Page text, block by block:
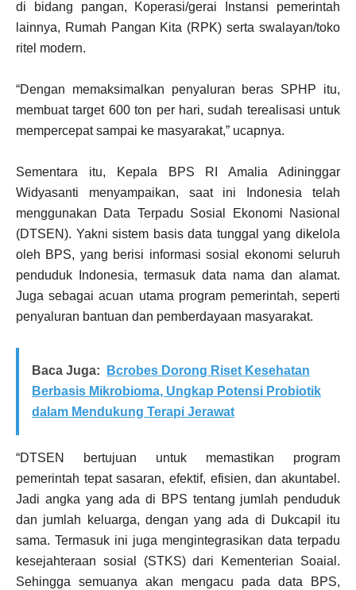
di bidang pangan, Koperasi/gerai Instansi pemerintah
lainnya, Rumah Pangan Kita (RPK) serta swalayan/toko
ritel modern.
“Dengan memaksimalkan penyaluran beras SPHP itu,
membuat target 600 ton per hari, sudah terealisasi untuk
mempercepat sampai ke masyarakat,” ucapnya.
Sementara itu, Kepala BPS RI Amalia Adininggar
Widyasanti menyampaikan, saat ini Indonesia telah
menggunakan Data Terpadu Sosial Ekonomi Nasional
(DTSEN). Yakni sistem basis data tunggal yang dikelola
oleh BPS, yang berisi informasi sosial ekonomi seluruh
penduduk Indonesia, termasuk data nama dan alamat.
Juga sebagai acuan utama program pemerintah, seperti
penyaluran bantuan dan pemberdayaan masyarakat.
Baca Juga:
Bcrobes Dorong Riset Kesehatan
Berbasis Mikrobioma, Ungkap Potensi Probiotik
dalam Mendukung Terapi Jerawat
“DTSEN bertujuan untuk memastikan program
pemerintah tepat sasaran, efektif, efisien, dan akuntabel.
Jadi angka yang ada di BPS tentang jumlah penduduk
dan jumlah keluarga, dengan yang ada di Dukcapil itu
sama. Termasuk ini juga mengintegrasikan data terpadu
kesejahteraan sosial (STKS) dari Kementerian Soaial.
Sehingga semuanya akan mengacu pada data BPS,